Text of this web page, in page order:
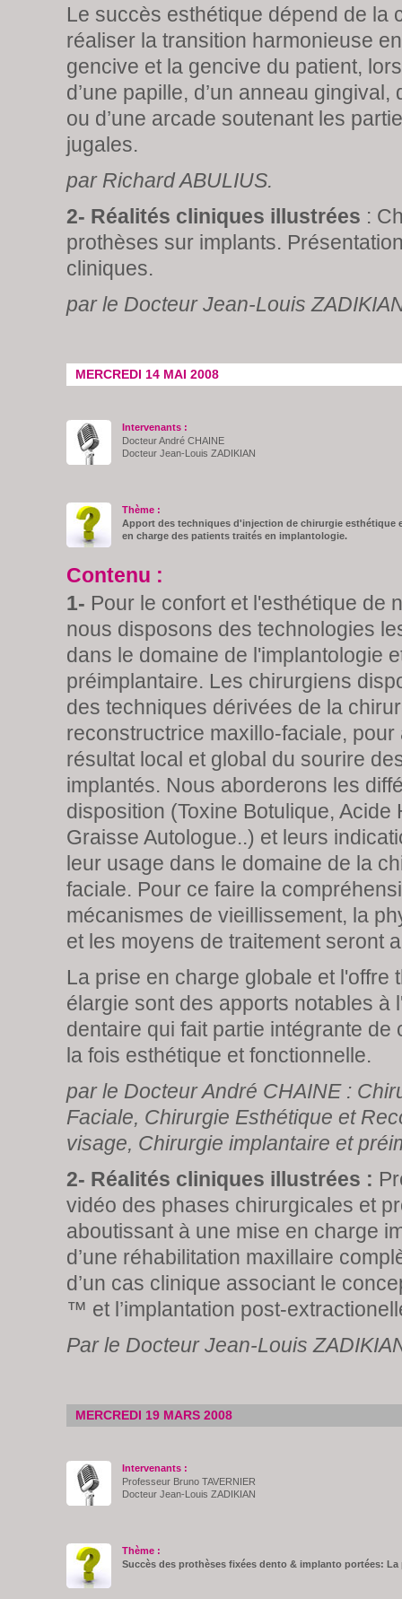
Le succès esthétique dépend de la
réaliser la transition harmonieuse
gencive et la gencive du patient,
d’une papille, d’un anneau gingival,
ou d’une arcade soutenant les
jugales.
par Richard ABULIUS.
2- Réalités cliniques illustrées :
prothèses sur implants.
cliniques.
par le Docteur Jean-Louis
MERCREDI 14 MAI 2008
Intervenants :
Docteur André CHAINE
Docteur Jean-Louis ZADIKIAN
Thème :
Apport des techniques d'injection de chirurgie esthétique
en charge des patients traités en implantologie.
Contenu :
1- Pour le confort et l'esthétique de
nous disposons des technologies
dans le domaine de l'implantologie
préimplantaire. Les chirurgiens
des techniques dérivées de la
reconstructrice maxillo-faciale, pour
résultat local et global du sourire
implantés. Nous aborderons les
disposition (Toxine Botulique, Acide
Graisse Autologue..) et leurs
leur usage dans le domaine de la
faciale. Pour ce faire la
mécanismes de vieillissement, la
et les moyens de traitement seront
La prise en charge globale et l'offre
élargie sont des apports notables à
dentaire qui fait partie intégrante de
la fois esthétique et fonctionnelle.
par le Docteur André CHAINE :
Faciale, Chirurgie Esthétique et
visage, Chirurgie implantaire et
2- Réalités cliniques illustrées :
vidéo des phases chirurgicales et
aboutissant à une mise en charge
d’une réhabilitation maxillaire
d’un cas clinique associant le
™ et l’implantation post-
Par le Docteur Jean-Louis
MERCREDI 19 MARS 2008
Intervenants :
Professeur Bruno TAVERNIER
Docteur Jean-Louis ZADIKIAN
Thème :
Succès des prothèses fixées dento & implanto portées: La